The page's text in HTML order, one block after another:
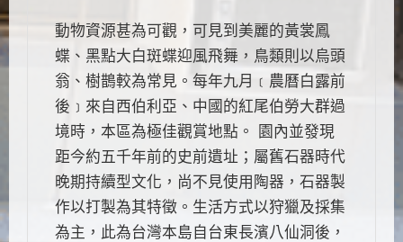
動物資源甚為可觀，可見到美麗的黃裳鳳
蝶、黑點大白斑蝶迎風飛舞，鳥類則以烏頭
翁、樹鵲較為常見。每年九月﹝農曆白露前
後﹞來自西伯利亞、中國的紅尾伯勞大群過
境時，本區為極佳觀賞地點。 園內並發現
距今約五千年前的史前遺址；屬舊石器時代
晚期持續型文化，尚不見使用陶器，石器製
作以打製為其特徵。生活方式以狩獵及採集
為主，此為台灣本島自台東長濱八仙洞後，